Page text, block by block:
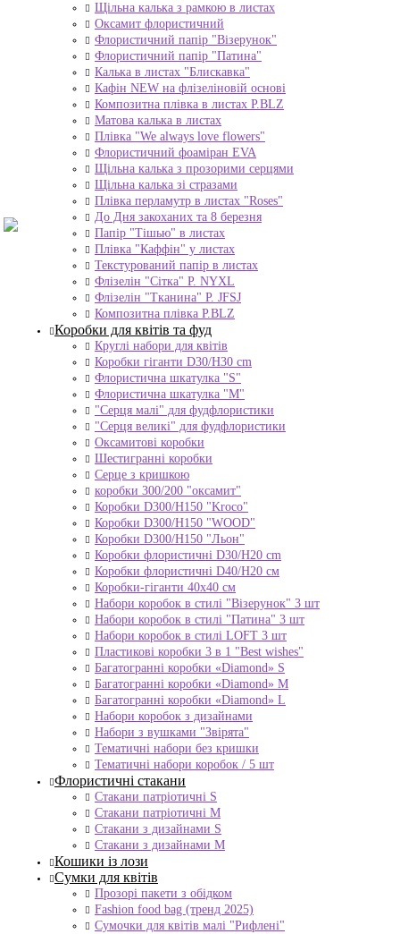
Щільна калька з рамкою в листах
Оксамит флористичний
Флористичний папір "Візерунок"
Флористичний папір "Патина"
Калька в листах "Блискавка"
Кафін NEW на флізеліновій основі
Композитна плівка в листах Р.BLZ
Матова калька в листах
Плівка "We always love flowers"
Флористичний фоаміран EVA
Щільна калька з прозорими серцями
Щільна калька зі стразами
Плівка перламутр в листах "Roses"
До Дня закоханих та 8 березня
Папір "Тішью" в листах
Плівка "Каффін" у листах
Текстурований папір в листах
Флізелін "Сітка" P. NYXL
Флізелін "Тканина" P. JFSJ
Композитна плівка Р.BLZ
Коробки для квітів та фуд
Круглі набори для квітів
Коробки гіганти D30/H30 cm
Флористична шкатулка "S"
Флористична шкатулка "М"
"Серця малі" для фудфлористики
"Серця великі" для фудфлористики
Оксамитові коробки
Шестигранні коробки
Серце з кришкою
коробки 300/200 "оксамит"
Коробки D300/H150 "Kroco"
Коробки D300/H150 "WOOD"
Коробки D300/H150 "Льон"
Коробки флористичні D30/H20 cm
Коробки флористичні D40/H20 cм
Коробки-гіганти 40x40 см
Набори коробок в стилі "Візерунок" 3 шт
Набори коробок в стилі "Патина" 3 шт
Набори коробок в стилі LOFT 3 шт
Пластикові коробки 3 в 1 "Best wishes"
Багатогранні коробки «Diamond» S
Багатогранні коробки «Diamond» M
Багатогранні коробки «Diamond» L
Набори коробок з дизайнами
Набори з вушками "Звірята"
Тематичні набори без кришки
Тематичні набори коробок / 5 шт
Флористичні стакани
Стакани патріотичні S
Стакани патріотичні М
Стакани з дизайнами S
Стакани з дизайнами М
Кошики із лози
Сумки для квітів
Прозорі пакети з обідком
Fashion food bag (тренд 2025)
Сумочки для квітів малі "Рифлені"